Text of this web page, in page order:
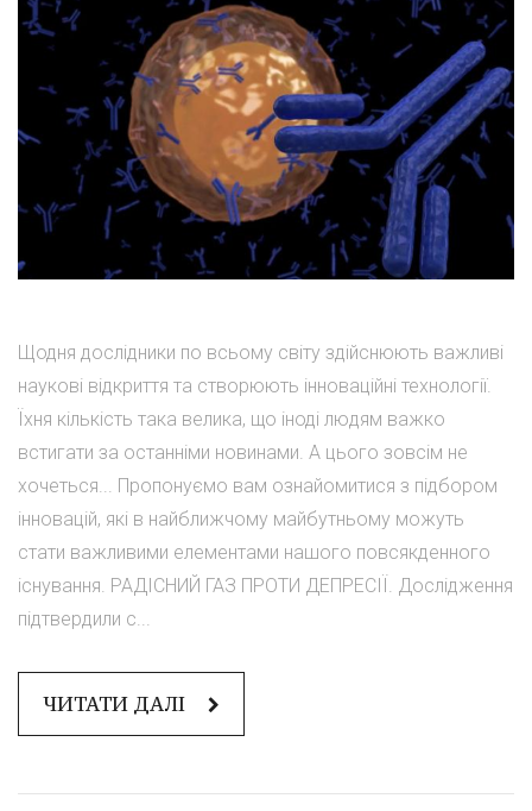
Щодня дослідники по всьому світу здійснюють важливі
наукові відкриття та створюють інноваційні технології.
Їхня кількість така велика, що іноді людям важко
встигати за останніми новинами. А цього зовсім не
хочеться... Пропонуємо вам ознайомитися з підбором
інновацій, які в найближчому майбутньому можуть
стати важливими елементами нашого повсякденного
існування. РАДІСНИЙ ГАЗ ПРОТИ ДЕПРЕСІЇ. Дослідження
підтвердили с...
ЧИТАТИ ДАЛІ